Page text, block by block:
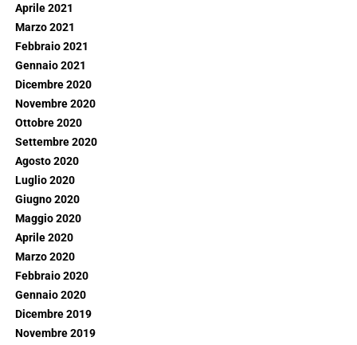
Aprile 2021
Marzo 2021
Febbraio 2021
Gennaio 2021
Dicembre 2020
Novembre 2020
Ottobre 2020
Settembre 2020
Agosto 2020
Luglio 2020
Giugno 2020
Maggio 2020
Aprile 2020
Marzo 2020
Febbraio 2020
Gennaio 2020
Dicembre 2019
Novembre 2019